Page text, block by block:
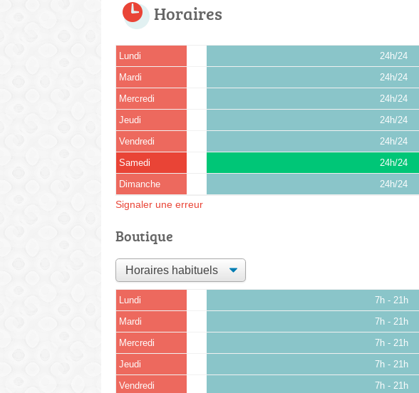
Horaires
Lundi 24h/24
Mardi 24h/24
Mercredi 24h/24
Jeudi 24h/24
Vendredi 24h/24
Samedi 24h/24
Dimanche 24h/24
Signaler une erreur
Boutique
Lundi 7h - 21h
Mardi 7h - 21h
Mercredi 7h - 21h
Jeudi 7h - 21h
Vendredi 7h - 21h